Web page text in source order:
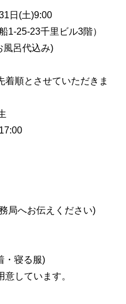
日(土)9:00
1-25-23千里ビル3階）
風呂代込み)
順とさせていただきま
局へお伝えください)
・寝る服)
しています。